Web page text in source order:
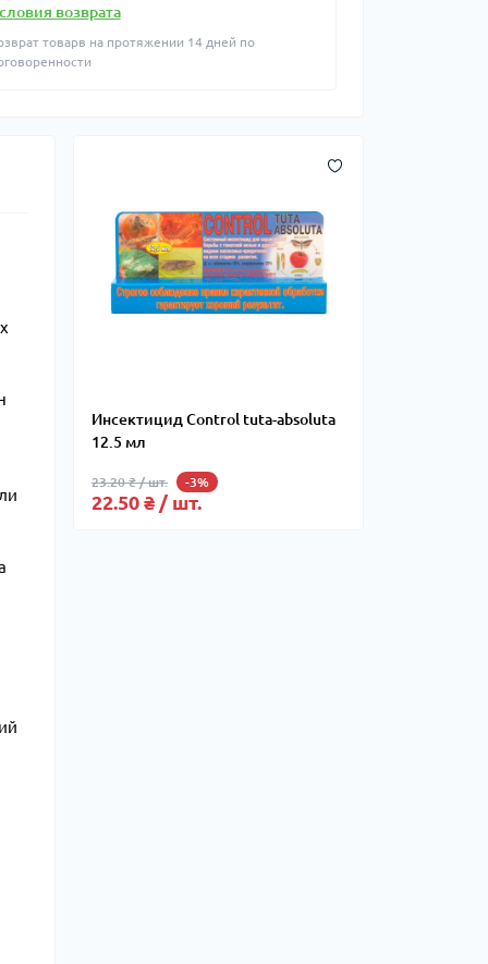
возврата
товарв на протяжении 14 дней по
Инсектицид Control tuta-absoluta
12.5 мл
23.20 ₴ / шт. -3%
22.50 ₴ / шт.